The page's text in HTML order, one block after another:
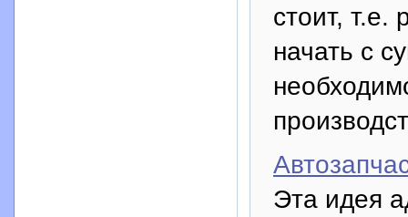
стоит, т.е.
начать с
Эта идея